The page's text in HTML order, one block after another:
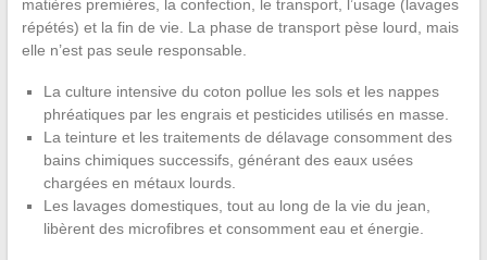
matières premières, la confection, le transport, l’usage (lavages
répétés) et la fin de vie. La phase de transport pèse lourd, mais
elle n’est pas seule responsable.
La culture intensive du coton pollue les sols et les nappes
phréatiques par les engrais et pesticides utilisés en masse.
La teinture et les traitements de délavage consomment des
bains chimiques successifs, générant des eaux usées
chargées en métaux lourds.
Les lavages domestiques, tout au long de la vie du jean,
libèrent des microfibres et consomment eau et énergie.